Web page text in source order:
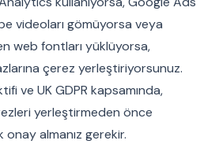
videoları gömüyorsa veya
web fontları yüklüyorsa,
çerez yerleştiriyorsunuz.
ve UK GDPR kapsamında,
yerleştirmeden önce
onay almanız gerekir.